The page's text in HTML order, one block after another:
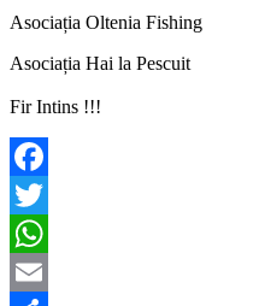
Asociația Oltenia Fishing
Asociația Hai la Pescuit
Fir Intins !!!
Facebook
Twitter
WhatsApp